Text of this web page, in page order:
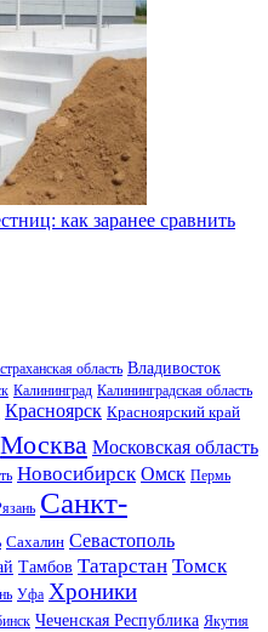
как заранее сравнить
область Владивосток
Калининград Калининградская область
Красноярск Красноярский край
Москва Московская область
Новосибирск Омск Пермь
Санкт-
Сахалин Севастополь
Тамбов Татарстан Томск
Уфа Хроники
Чеченская Республика Якутия